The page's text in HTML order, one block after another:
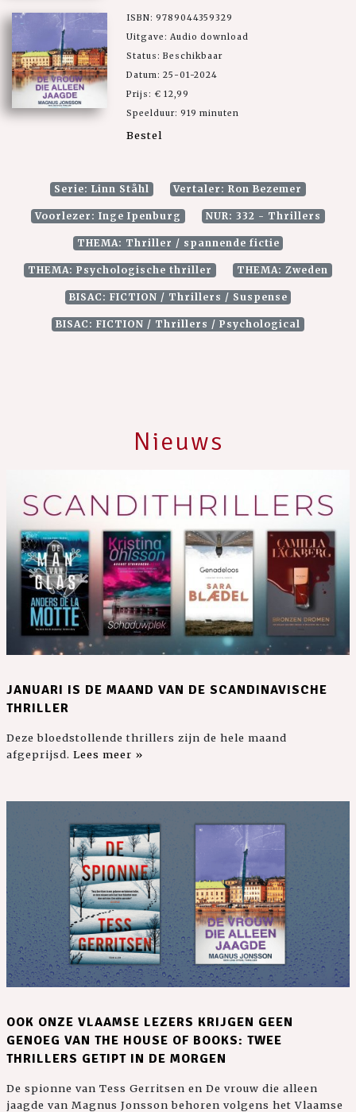
ISBN: 9789044359329
Uitgave: Audio download
Status: Beschikbaar
Datum: 25-01-2024
Prijs: € 12,99
Speelduur: 919 minuten
Bestel
Serie: Linn Ståhl Vertaler: Ron Bezemer
Voorlezer: Inge Ipenburg NUR: 332 - Thrillers
THEMA: Thriller / spannende fictie
THEMA: Psychologische thriller THEMA: Zweden
BISAC: FICTION / Thrillers / Suspense
BISAC: FICTION / Thrillers / Psychological
Nieuws
JANUARI IS DE MAAND VAN DE SCANDINAVISCHE
THRILLER
Deze bloedstollende thrillers zijn de hele maand
afgeprijsd. Lees meer »
OOK ONZE VLAAMSE LEZERS KRIJGEN GEEN
GENOEG VAN THE HOUSE OF BOOKS: TWEE
THRILLERS GETIPT IN DE MORGEN
De spionne van Tess Gerritsen en De vrouw die alleen
jaagde van Magnus Jonsson behoren volgens het Vlaamse